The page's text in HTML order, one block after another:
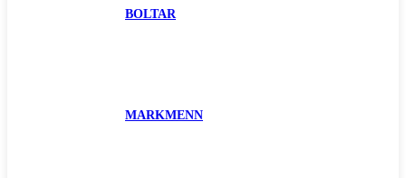
BOLTAR
MARKMENN